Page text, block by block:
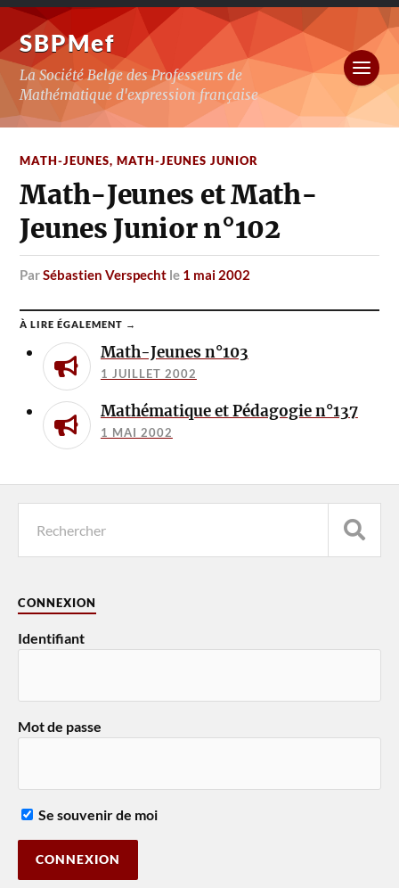
SBPMef
La Société Belge des Professeurs de
Mathématique d'expression française
MATH-JEUNES,MATH-JEUNES JUNIOR
Math-Jeunes et Math-
Jeunes Junior n°102
parSébastien Verspecht le 1 mai 2002
À LIRE ÉGALEMENT →
Math-Jeunes n°103
1 JUILLET 2002
Mathématique et Pédagogie n°137
1 MAI 2002
CONNEXION
Identifiant
Mot de passe
Se souvenir de moi